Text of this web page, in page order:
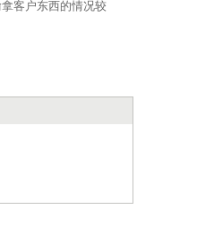
客户东西的情况较